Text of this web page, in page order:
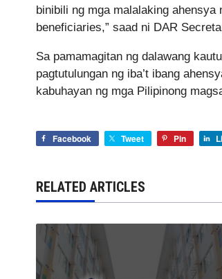
binibili ng mga malalaking
beneficiaries,” saad ni DAR
Sa pamamagitan ng dalawang
pagtutulungan ng iba’t ibang
kabuhayan ng mga Pilipinong
Facebook Tweet Pin
RELATED ARTICLES